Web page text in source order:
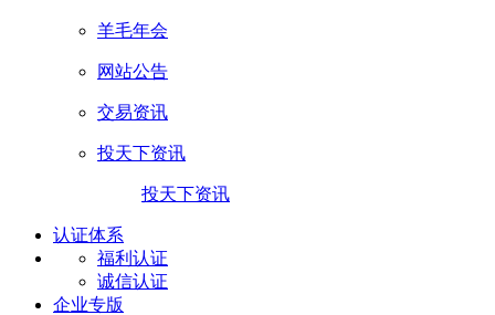
羊毛年会
网站公告
交易资讯
投天下资讯
投天下资讯
认证体系
福利认证
诚信认证
企业专版